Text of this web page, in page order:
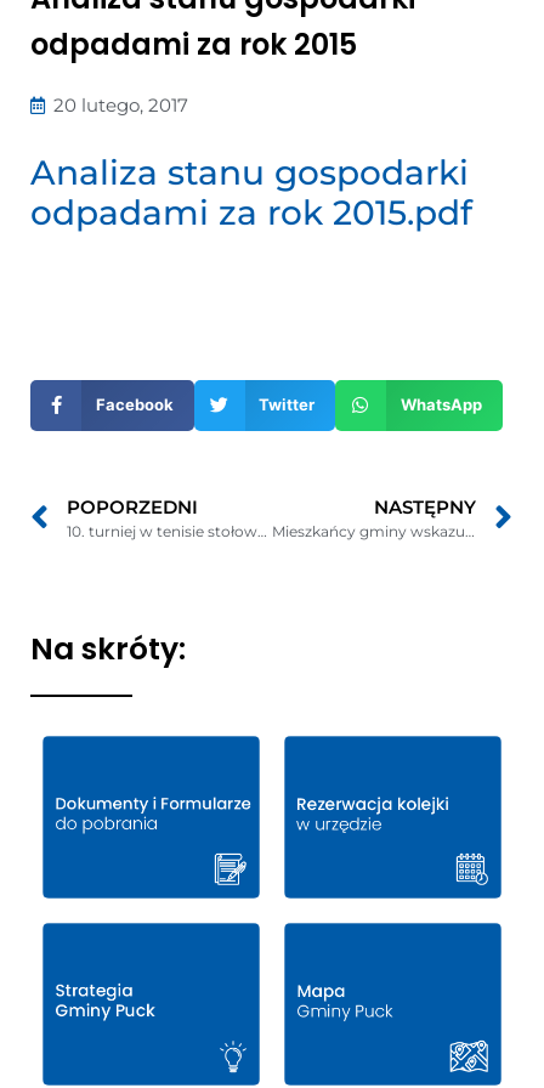
odpadami za rok 2015
20 lutego, 2017
Analiza stanu gospodarki
odpadami za rok 2015.pdf
nowym
oknie
Facebook Twitter WhatsApp
POPORZEDNI
10. turniej w tenisie stołowym w kat. Oldboy Ziemi Puckiej 15.02.2017
NASTĘPNY
Mieszkańcy gminy wskazują zagrożenia – policjanci działają
Na skróty: